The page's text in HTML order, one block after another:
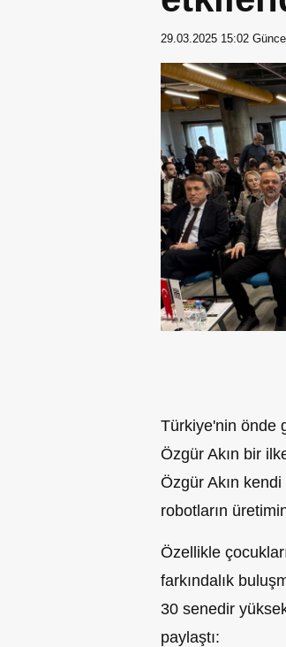
29.03.2025 15:02
Türkiye'nin önde
Özgür Akın bir
Özgür Akın
robotların
Özellikle
farkındalık
30 senedir
paylaştı: